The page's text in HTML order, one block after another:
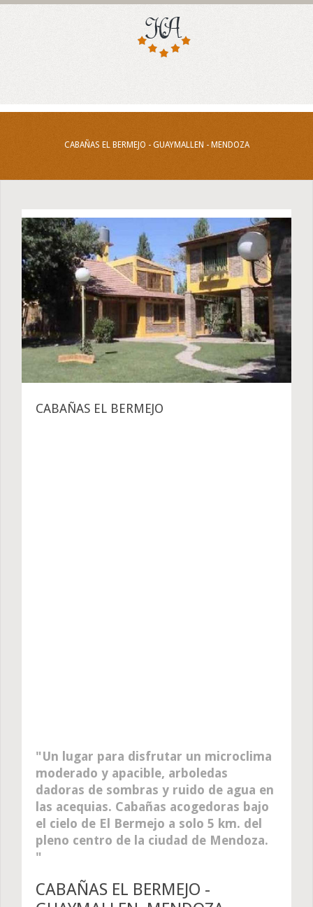
CABAÑAS EL BERMEJO - GUAYMALLEN - MENDOZA
CABAÑAS EL BERMEJO
Un lugar para disfrutar un microclima
moderado y apacible, arboledas
dadoras de sombras y ruido de agua en
las acequias. Cabañas acogedoras bajo
el cielo de El Bermejo a solo 5 km. del
pleno centro de la ciudad de Mendoza.
CABAÑAS EL BERMEJO -